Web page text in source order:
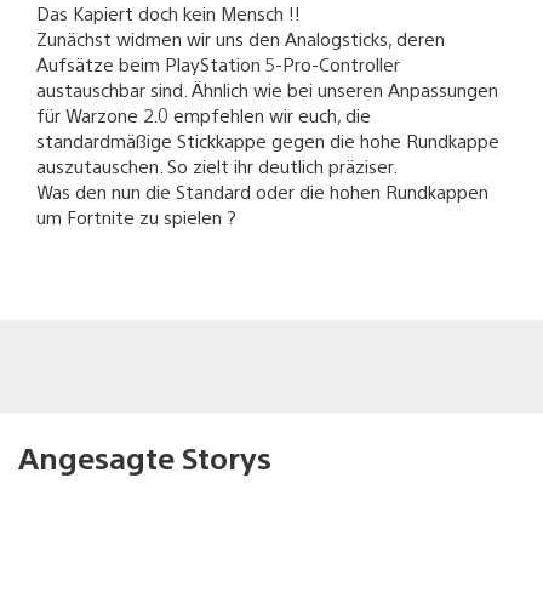
Das Kapiert doch kein Mensch !!
Zunächst widmen wir uns den Analogsticks, deren
Aufsätze beim PlayStation 5-Pro-Controller
austauschbar sind. Ähnlich wie bei unseren Anpassungen
für Warzone 2.0 empfehlen wir euch, die
standardmäßige Stickkappe gegen die hohe Rundkappe
auszutauschen. So zielt ihr deutlich präziser.
Was den nun die Standard oder die hohen Rundkappen
um Fortnite zu spielen ?
Angesagte Storys